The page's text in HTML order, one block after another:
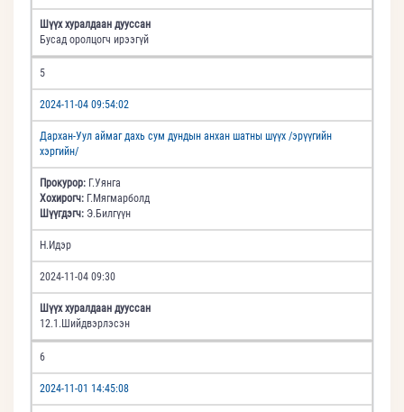
Шүүх хуралдаан дууссан
Бусад оролцогч ирээгүй
5
2024-11-04 09:54:02
Дархан-Уул аймаг дахь сум дундын анхан шатны шүүх /эрүүгийн
хэргийн/
Прокурор: Г.Уянга
Хохирогч: Г.Мягмарболд
Шүүгдэгч: Э.Билгүүн
Н.Идэр
2024-11-04 09:30
Шүүх хуралдаан дууссан
12.1.Шийдвэрлэсэн
6
2024-11-01 14:45:08